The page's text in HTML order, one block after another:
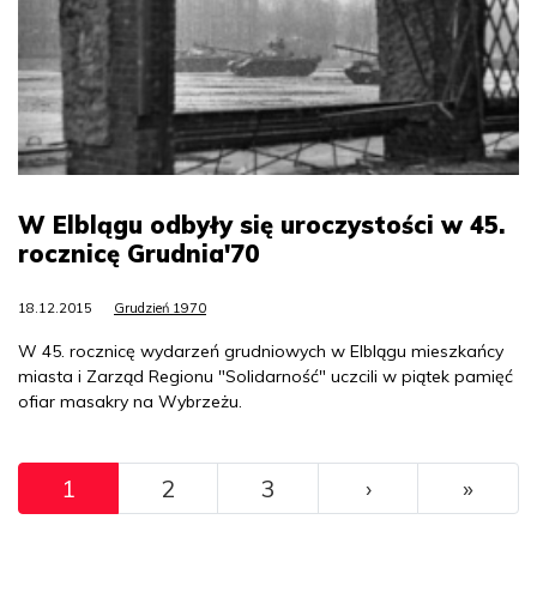
W Elblągu odbyły się uroczystości w 45.
rocznicę Grudnia'70
18.12.2015 Grudzień 1970
W 45. rocznicę wydarzeń grudniowych w Elblągu mieszkańcy
miasta i Zarząd Regionu "Solidarność" uczcili w piątek pamięć
ofiar masakry na Wybrzeżu.
Pagination
1 2 3 ››› »